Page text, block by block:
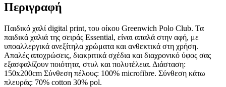
Περιγραφή
Παιδικό χαλί digital print, του οίκου Greenwich Polo Club. Τα
παιδικά χαλιά της σειράς Essential, είναι απαλά στην αφή, με
υποαλλεργικά ανεξίτηλα χρώματα και ανθεκτικά στη χρήση.
Απαλές αποχρώσεις, διακριτικά σχέδια και διαχρονικό ύφος σας
εξασφαλίζουν ποιότητα, στυλ και πολυτέλεια. Διάσταση:
150x200cm Σύνθεση πέλους: 100% microfibre. Σύνθεση κάτω
πλευράς: 70% cotton 30% pol.